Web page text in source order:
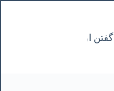
گفتن از نانوشتنی